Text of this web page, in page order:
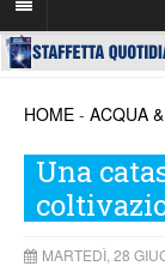
HOME - ACQUA
Una
MARTEDÌ, 28